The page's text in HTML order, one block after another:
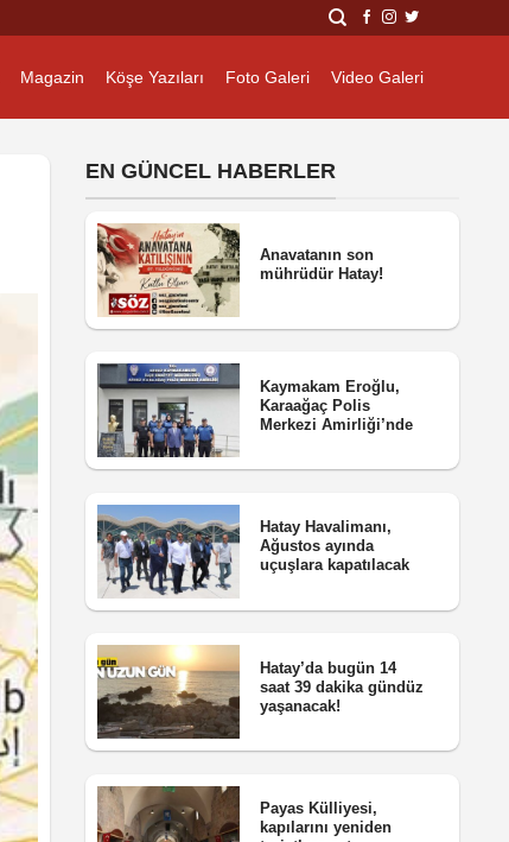
Magazin Köşe Yazıları Foto Galeri Video Galeri
EN GÜNCEL HABERLER
Anavatanın son
mührüdür Hatay!
Kaymakam Eroğlu,
Karaağaç Polis
Merkezi Amirliği’nde
Hatay Havalimanı,
Ağustos ayında
uçuşlara kapatılacak
Hatay’da bugün 14
saat 39 dakika gündüz
yaşanacak!
Payas Külliyesi,
kapılarını yeniden